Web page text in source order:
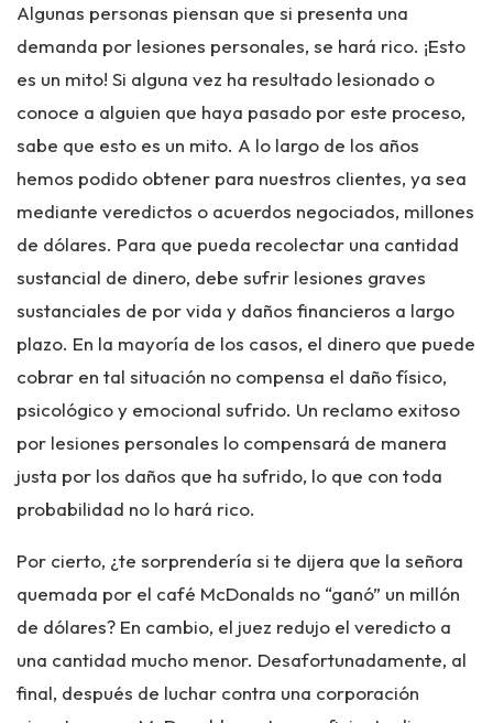
Algunas personas piensan que si presenta una
demanda por lesiones personales, se hará rico. ¡Esto
es un mito! Si alguna vez ha resultado lesionado o
conoce a alguien que haya pasado por este proceso,
sabe que esto es un mito. A lo largo de los años
hemos podido obtener para nuestros clientes, ya sea
mediante veredictos o acuerdos negociados, millones
de dólares. Para que pueda recolectar una cantidad
sustancial de dinero, debe sufrir lesiones graves
sustanciales de por vida y daños financieros a largo
plazo. En la mayoría de los casos, el dinero que puede
cobrar en tal situación no compensa el daño físico,
psicológico y emocional sufrido. Un reclamo exitoso
por lesiones personales lo compensará de manera
justa por los daños que ha sufrido, lo que con toda
probabilidad no lo hará rico.
Por cierto, ¿te sorprendería si te dijera que la señora
quemada por el café McDonalds no “ganó” un millón
de dólares? En cambio, el juez redujo el veredicto a
una cantidad mucho menor. Desafortunadamente, al
final, después de luchar contra una corporación